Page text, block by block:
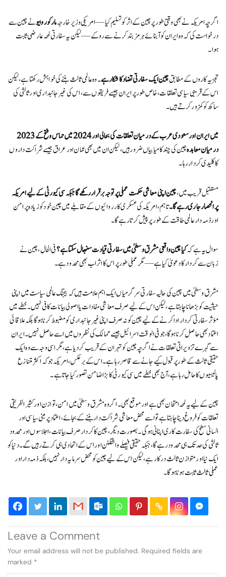
اگرچہ امریکہ نے بھی وقتی طور پر چین کے اثر کو تسلیم کیا — امریکی وزیر خارجہمارکو روبیونے چین سے
درخواست کی کہ وہ ایران کو آبنائے ہرمز بند کرنے سے روکے — لیکن یہ سفارتی لمحہ عارضی ثابت
ہوا۔
تجزیہ کاروں کے مطابقچین ایک سفارتی تضاد کا شکار ہے۔ وہ عالمی ثالث بننے کی خواہش رکھتا ہے، لیکن
اس کے قریبی سیاسی تعلقات، خاص طور پر ایران جیسے فریقوں سے، اس کی غیر جانبداری اور ثالثی کی
ساکھ کو کمزور کرتے ہیں۔
2023 میں ایران اور سعودی عرب کے درمیان تعلقات کی بحالی اور 2024 میں حماس و فتح کے
درمیان معاہدہچین کی چند کامیابیاں ضرور ہیں، لیکن ان میں بھی عمان اور عراق جیسے شراکت داروں
کا کلیدی کردار رہا۔
مستقبل قریب میں،چین اپنی معاشی حکمت عملی پر توجہ برقرار رکھے گا جبکہ سی کیورٹی کے لیے امریکہ
پر انحصار جاری رہے گا۔تاہم، امریکہ کی عسکری کارروائیوں کے مقابلے میں چین خود کو زیادہ پرامن
اور ذمہ دار عالمی طاقت کے طور پر پیش کرتا رہے گا۔
سوال یہ ہے کہکیا چین واقعی مشرق وسطیٰ میں سفارتی قیادت سنبھال سکتا ہے؟فی الحال، چین نے
زبان سے کردار کا دعویٰ کیا ہے — مگر عملی طور پر اس کا اثر اب بھی محدود ہے۔
مشرق وسطیٰ میں چین کی حالیہ سفارتی سرگرمیاں ایک اہم علامت ہیں کہ بیجنگ عالمی سیاست میں اپنی
حیثیت کو بڑھانا چاہتا ہے، لیکن اس کے لیے صرف معاشی مفادات یا اصولی بیانات کافی نہیں۔ خطے میں
مؤثر سفارتی کردار ادا کرنے کے لیے چین کو نہ صرف اپنی غیرجانبداری کو مضبوط کرنا ہوگا بلکہ علاقائی
اعتماد بھی حاصل کرنا ہوگا، جو فی الوقت اسرائیل جیسے ممالک کی نظروں میں اسے حاصل نہیں۔ ایران
سے گہرے تزویراتی تعلقات نے اگرچہ چین کو تہران کے قریب کر دیا ہے، مگر اسی وجہ سے وہ ایک
حقیقی ثالث کے طور پر قبول کیے جانے سے قاصر رہا ہے۔ اس کے برعکس، امریکہ جو کہ اکثر متنازع
پالیسیوں کا حامل رہا ہے، آج بھی خطے میں سی کیورٹی کا بڑا ضامن تصور کیا جاتا ہے۔
چین کے لیے یہ لمحہ امتحان بھی ہے اور موقع بھی۔ اگر وہ مشرق وسطیٰ میں امن، توازن اور کثیر الفریقی
تعلقات کو فروغ دینا چاہتا ہے تو اسے محض معاشی شراکت دار بننے کے بجائے، اعتماد پر مبنی سیاسی اور
انسانی سطح کی سفارت کاری اپنانی ہوگی۔ بصورت دیگر، چین کا کردار صرف بیانات، اجلاسوں اور محدود
ثالثی کی حد تک ہی محدود رہے گا، جبکہ حقیقی فیصلے واشنگٹن اور اس کے اتحادی ہی کرتے رہیں گے۔ دنیا کو
ایک نیا اور متوازن ثالث درکار ہے، لیکن اس کے لیے چین کو محض سرمایہ دار نہیں، بلکہ ذمہ دار اور
عملی ثالث ثابت ہونا ہوگا۔
Leave a Comment
Your email address will not be published. Required fields are
marked *